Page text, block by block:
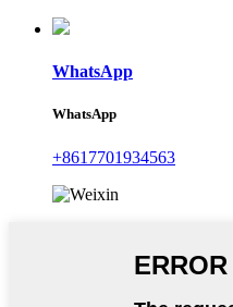
WhatsApp
WhatsApp
+8617701934563